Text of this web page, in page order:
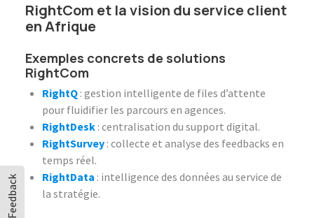
RightCom et la vision du service client
en Afrique
Exemples concrets de solutions
RightCom
RightQ : gestion intelligente de files d’attente
pour fluidifier les parcours en agences.
RightDesk : centralisation du support digital.
RightSurvey : collecte et analyse des feedbacks en
temps réel.
RightData : intelligence des données au service de
la stratégie.
Feedback